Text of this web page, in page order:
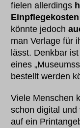
fielen allerdings
Einpflegekosten
könnte jedoch
man Verlage für
lässt. Denkbar
eines
bestellt werden
Viele Menschen
schon digital
auf ein